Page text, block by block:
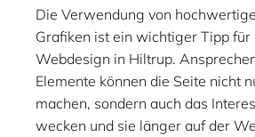
Die Verwendung von
Grafiken ist ein wichtiger Tipp
Webdesign in Hiltrup.
Elemente können die Seite nicht
machen, sondern auch das
wecken und sie länger auf der